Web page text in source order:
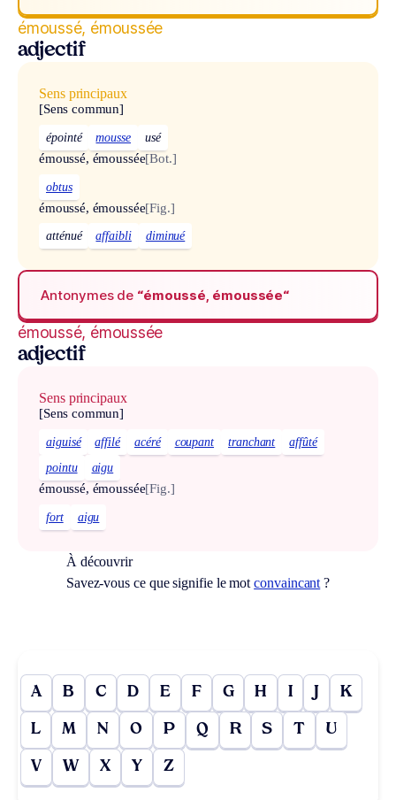
émoussé, émoussée
adjectif
Sens principaux
[Sens commun]
épointé mousse usé
émoussé, émoussée[Bot.]
obtus
émoussé, émoussée[Fig.]
atténué affaibli diminué
Antonymes de “émoussé, émoussée“
émoussé, émoussée
adjectif
Sens principaux
[Sens commun]
aiguisé affilé acéré coupant tranchant
affûté
pointu
aigu
émoussé, émoussée[Fig.]
fort aigu
À découvrir
Savez-vous ce que signifie le motconvaincant ?
A B C D E F G H I J K
L M N O P Q R S T U
V W X Y Z